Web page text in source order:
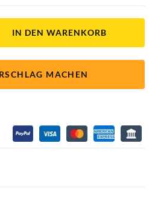
IN DEN WARENKORB
MACHEN